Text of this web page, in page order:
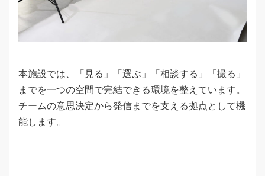
本施設では、「見る」「選ぶ」「相談する」「撮る」
までを一つの空間で完結できる環境を整えています。
チームの意思決定から発信までを支える拠点として機
能します。